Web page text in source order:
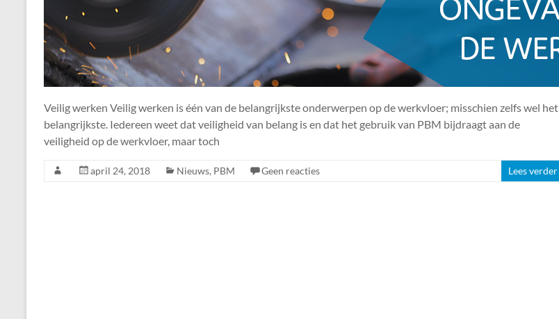
Veilig werken Veilig werken is één van de belangrijkste onderwerpen op de werkvloer; misschien zelfs wel het
belangrijkste. Iedereen weet dat veiligheid van belang is en dat het gebruik van PBM bijdraagt aan de
veiligheid op de werkvloer, maar toch
april 24, 2018 Nieuws, PBM Geen reacties Lees verder